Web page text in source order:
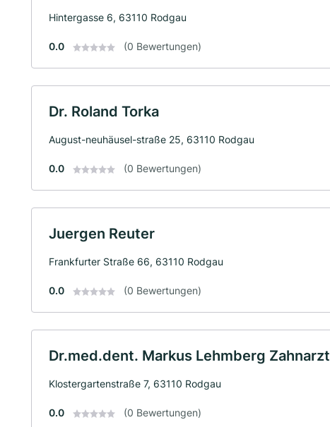
Hintergasse 6, 63110 Rodgau
0.0 (0 Bewertungen)
Dr. Roland Torka
August-neuhäusel-straße 25, 63110 Rodgau
0.0 (0 Bewertungen)
Juergen Reuter
Frankfurter Straße 66, 63110 Rodgau
0.0 (0 Bewertungen)
Dr.med.dent. Markus Lehmberg Zahnarzt
Klostergartenstraße 7, 63110 Rodgau
0.0 (0 Bewertungen)